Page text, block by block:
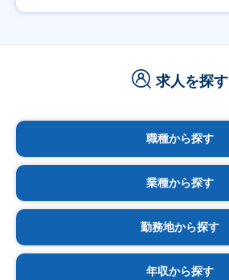
求人を探す
職種から探す
業種から探す
勤務地から探す
年収から探す